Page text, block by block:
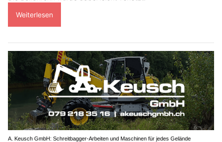
Weiterlesen
A. Keusch GmbH: Schreitbagger-Arbeiten und Maschinen für jedes Gelände